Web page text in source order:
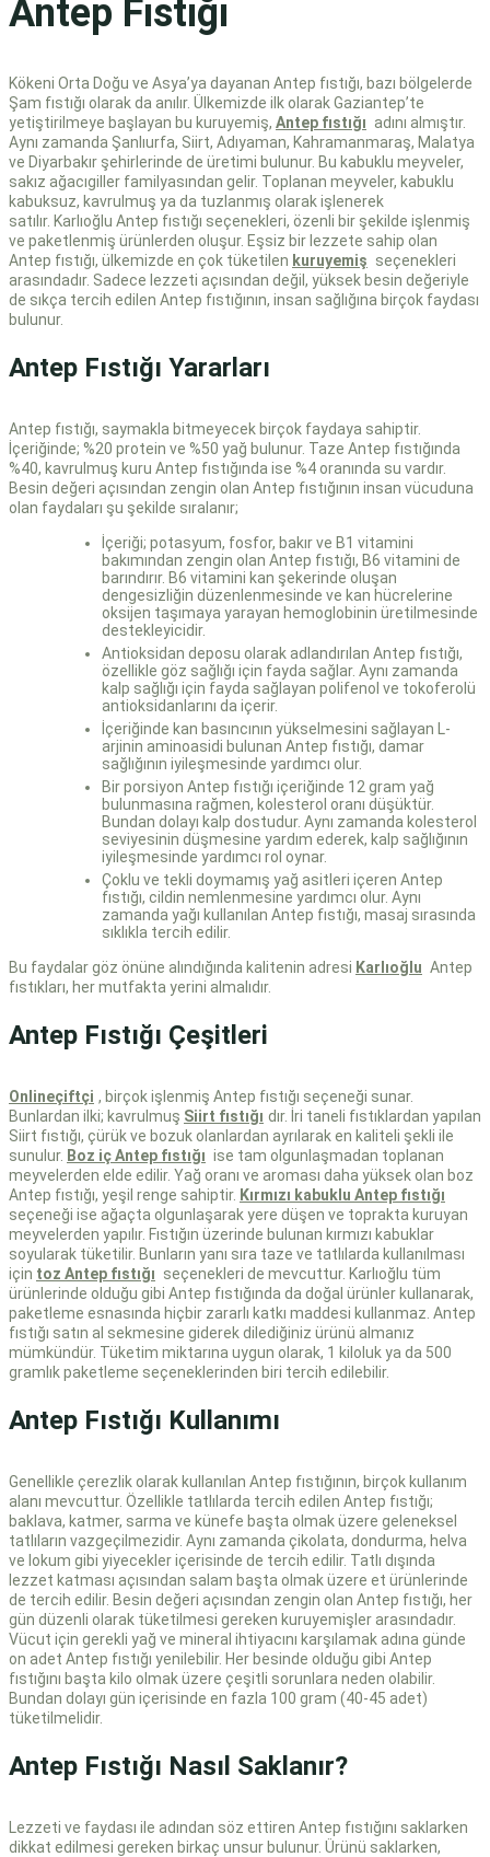
Antep Fıstığı
Kökeni Orta Doğu ve Asya’ya dayanan Antep fıstığı, bazı bölgelerde
Şam fıstığı olarak da anılır. Ülkemizde ilk olarak Gaziantep’te
yetiştirilmeye başlayan bu kuruyemiş, Antep fıstığı adını almıştır.
Aynı zamanda Şanlıurfa, Siirt, Adıyaman, Kahramanmaraş, Malatya
ve Diyarbakır şehirlerinde de üretimi bulunur. Bu kabuklu meyveler,
sakız ağacıgiller familyasından gelir. Toplanan meyveler, kabuklu
kabuksuz, kavrulmuş ya da tuzlanmış olarak işlenerek
satılır. Karlıoğlu Antep fıstığı seçenekleri, özenli bir şekilde işlenmiş
ve paketlenmiş ürünlerden oluşur. Eşsiz bir lezzete sahip olan
Antep fıstığı, ülkemizde en çok tüketilen kuruyemiş seçenekleri
arasındadır. Sadece lezzeti açısından değil, yüksek besin değeriyle
de sıkça tercih edilen Antep fıstığının, insan sağlığına birçok faydası
bulunur.
Antep Fıstığı Yararları
Antep fıstığı, saymakla bitmeyecek birçok faydaya sahiptir.
İçeriğinde; %20 protein ve %50 yağ bulunur. Taze Antep fıstığında
%40, kavrulmuş kuru Antep fıstığında ise %4 oranında su vardır.
Besin değeri açısından zengin olan Antep fıstığının insan vücuduna
olan faydaları şu şekilde sıralanır;
İçeriği; potasyum, fosfor, bakır ve B1 vitamini
bakımından zengin olan Antep fıstığı, B6 vitamini de
barındırır. B6 vitamini kan şekerinde oluşan
dengesizliğin düzenlenmesinde ve kan hücrelerine
oksijen taşımaya yarayan hemoglobinin üretilmesinde
destekleyicidir.
Antioksidan deposu olarak adlandırılan Antep fıstığı,
özellikle göz sağlığı için fayda sağlar. Aynı zamanda
kalp sağlığı için fayda sağlayan polifenol ve tokoferolü
antioksidanlarını da içerir.
İçeriğinde kan basıncının yükselmesini sağlayan L-
arjinin aminoasidi bulunan Antep fıstığı, damar
sağlığının iyileşmesinde yardımcı olur.
Bir porsiyon Antep fıstığı içeriğinde 12 gram yağ
bulunmasına rağmen, kolesterol oranı düşüktür.
Bundan dolayı kalp dostudur. Aynı zamanda kolesterol
seviyesinin düşmesine yardım ederek, kalp sağlığının
iyileşmesinde yardımcı rol oynar.
Çoklu ve tekli doymamış yağ asitleri içeren Antep
fıstığı, cildin nemlenmesine yardımcı olur. Aynı
zamanda yağı kullanılan Antep fıstığı, masaj sırasında
sıklıkla tercih edilir.
Bu faydalar göz önüne alındığında kalitenin adresi Karlıoğlu Antep
fıstıkları, her mutfakta yerini almalıdır.
Antep Fıstığı Çeşitleri
Onlineçiftçi , birçok işlenmiş Antep fıstığı seçeneği sunar.
Bunlardan ilki; kavrulmuş Siirt fıstığı dır. İri taneli fıstıklardan yapılan
Siirt fıstığı, çürük ve bozuk olanlardan ayrılarak en kaliteli şekli ile
sunulur. Boz iç Antep fıstığı ise tam olgunlaşmadan toplanan
meyvelerden elde edilir. Yağ oranı ve aroması daha yüksek olan boz
Antep fıstığı, yeşil renge sahiptir. Kırmızı kabuklu Antep fıstığı
seçeneği ise ağaçta olgunlaşarak yere düşen ve toprakta kuruyan
meyvelerden yapılır. Fıstığın üzerinde bulunan kırmızı kabuklar
soyularak tüketilir. Bunların yanı sıra taze ve tatlılarda kullanılması
için toz Antep fıstığı seçenekleri de mevcuttur. Karlıoğlu tüm
ürünlerinde olduğu gibi Antep fıstığında da doğal ürünler kullanarak,
paketleme esnasında hiçbir zararlı katkı maddesi kullanmaz. Antep
fıstığı satın al sekmesine giderek dilediğiniz ürünü almanız
mümkündür. Tüketim miktarına uygun olarak, 1 kiloluk ya da 500
gramlık paketleme seçeneklerinden biri tercih edilebilir.
Antep Fıstığı Kullanımı
Genellikle çerezlik olarak kullanılan Antep fıstığının, birçok kullanım
alanı mevcuttur. Özellikle tatlılarda tercih edilen Antep fıstığı;
baklava, katmer, sarma ve künefe başta olmak üzere geleneksel
tatlıların vazgeçilmezidir. Aynı zamanda çikolata, dondurma, helva
ve lokum gibi yiyecekler içerisinde de tercih edilir. Tatlı dışında
lezzet katması açısından salam başta olmak üzere et ürünlerinde
de tercih edilir. Besin değeri açısından zengin olan Antep fıstığı, her
gün düzenli olarak tüketilmesi gereken kuruyemişler arasındadır.
Vücut için gerekli yağ ve mineral ihtiyacını karşılamak adına günde
on adet Antep fıstığı yenilebilir. Her besinde olduğu gibi Antep
fıstığını başta kilo olmak üzere çeşitli sorunlara neden olabilir.
Bundan dolayı gün içerisinde en fazla 100 gram (40-45 adet)
tüketilmelidir.
Antep Fıstığı Nasıl Saklanır?
Lezzeti ve faydası ile adından söz ettiren Antep fıstığını saklarken
dikkat edilmesi gereken birkaç unsur bulunur. Ürünü saklarken,